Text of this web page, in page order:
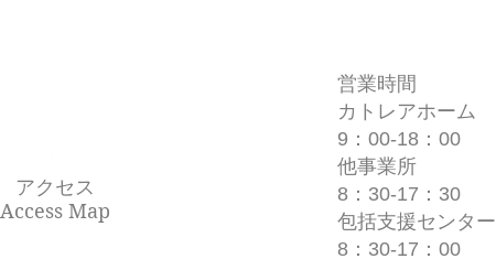
アクセス
Access Map
営業時間
カトレアホーム
9：00-18：00
他事業所
8：30-17：30
包括支援センター
​8：30-17：00